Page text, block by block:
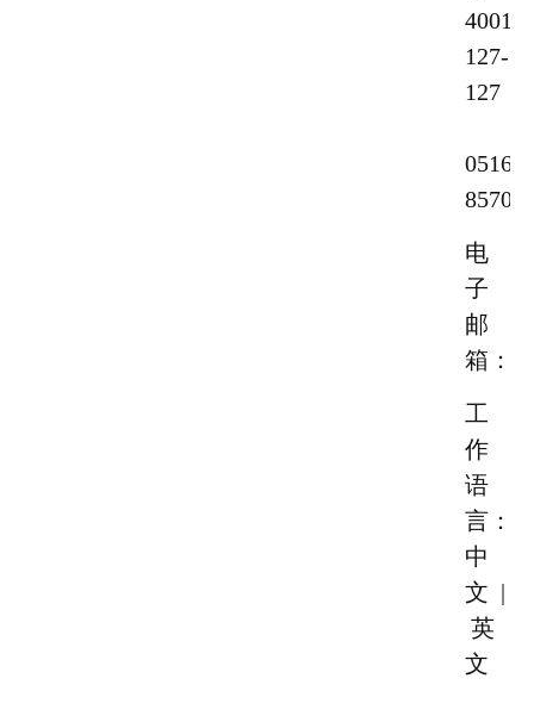
4001-
127-
127
0516-
电
子
邮
箱：
工
作
语
言：
中
文 |
英
文